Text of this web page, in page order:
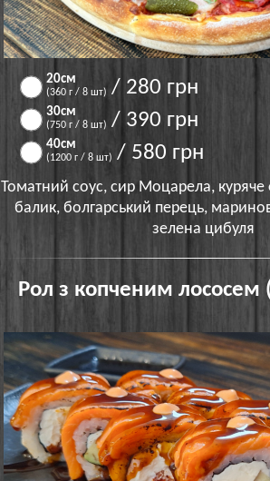
20см
(360 г / 8 шт) / 280 грн
30см
(750 г / 8 шт) / 390 грн
40см
(1200 г / 8 шт) / 580 грн
Томатний соус, сир Моцарела, куряче
балик, болгарський перець,
зелена цибуля
Рол з копченим лососем